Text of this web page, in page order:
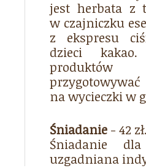
jest herbata z
w czajniczku
z ekspresu
dzieci
na wycieczki w
Śniadanie - 42 zł.
Śniadanie
uzgadniana